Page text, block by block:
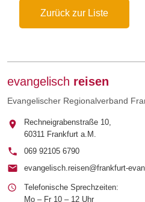
Zurück zur Liste
evangelisch reisen
Evangelischer Regionalverband
Rechneigrabenstraße 10,
60311 Frankfurt a.M.
069 92105 6790
evangelisch.reisen@frankfurt-
Telefonische Sprechzeiten:
Mo – Fr 10 – 12 Uhr